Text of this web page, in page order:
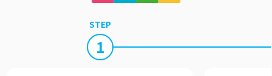
STEP
1